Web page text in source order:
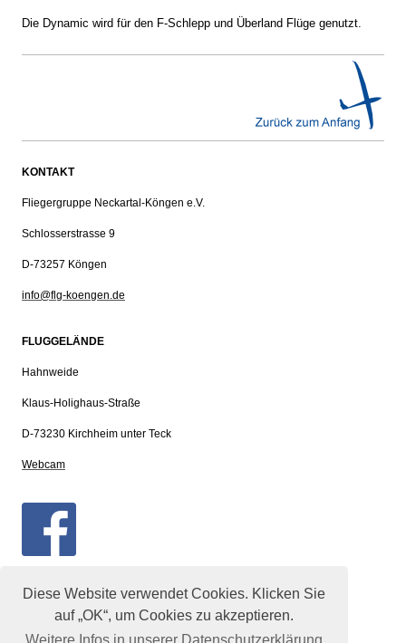
Diese Website verwendet Cookies. Klicken Sie
auf „OK“, um Cookies zu akzeptieren.
Die Dynamic wird für den F-Schlepp und Überland Flüge genutzt.
KONTAKT
Fliegergruppe Neckartal-Köngen e.V.
Schlosserstrasse 9
D-73257 Köngen
info@flg-koengen.de
FLUGGELÄNDE
Hahnweide
Klaus-Holighaus-Straße
D-73230 Kirchheim unter Teck
Webcam